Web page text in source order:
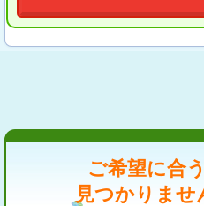
ご希望に合
見つかりませ